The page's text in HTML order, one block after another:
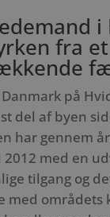
i
fra et
på
del af byen
har gennem
2012 med en
tilgang og
med